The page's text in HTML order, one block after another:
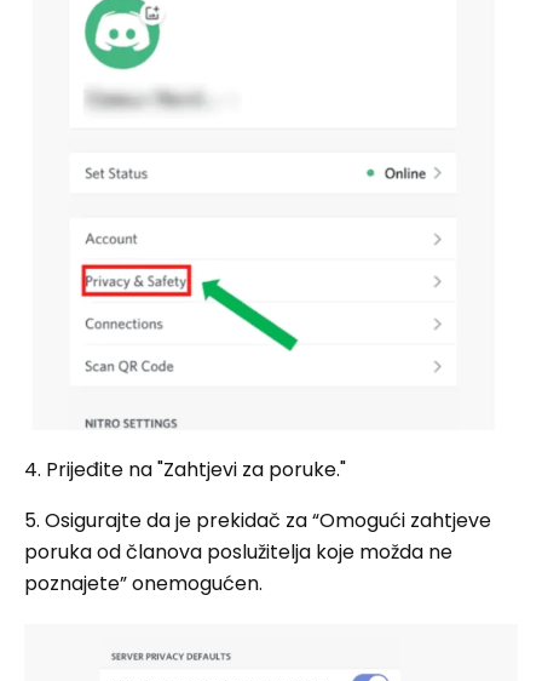
4. Prijeđite na "Zahtjevi za poruke."
5. Osigurajte da je prekidač za “Omogući zahtjeve
poruka od članova poslužitelja koje možda ne
poznajete” onemogućen.